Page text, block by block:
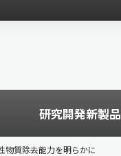
研究開発新製品
物質除去能力を明らかに